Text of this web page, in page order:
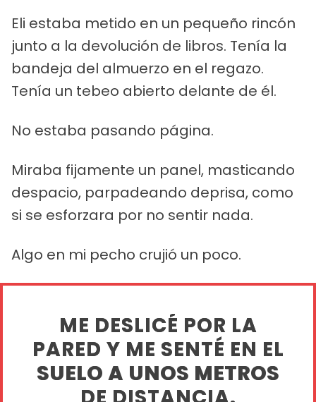
Eli estaba metido en un pequeño rincón
junto a la devolución de libros. Tenía la
bandeja del almuerzo en el regazo.
Tenía un tebeo abierto delante de él.
No estaba pasando página.
Miraba fijamente un panel, masticando
despacio, parpadeando deprisa, como
si se esforzara por no sentir nada.
Algo en mi pecho crujió un poco.
ME DESLICÉ POR LA
PARED Y ME SENTÉ EN EL
SUELO A UNOS METROS